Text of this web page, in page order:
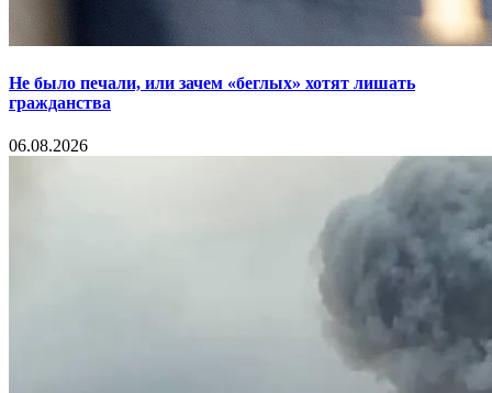
Не было печали, или зачем «беглых» хотят лишать
гражданства
06.08.2026